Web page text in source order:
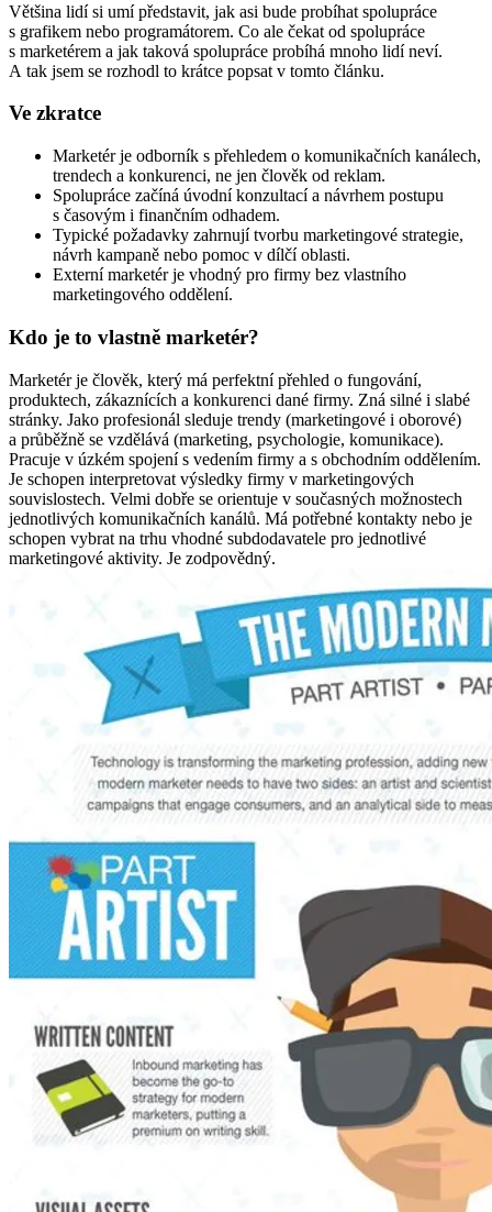
Většina lidí si umí představit, jak asi bude probíhat spolupráce
s grafikem nebo programátorem. Co ale čekat od spolupráce
s marketérem a jak taková spolupráce probíhá mnoho lidí neví.
A tak jsem se rozhodl to krátce popsat v tomto článku.
Ve zkratce
Marketér je odborník s přehledem o komunikačních kanálech,
trendech a konkurenci, ne jen člověk od reklam.
Spolupráce začíná úvodní konzultací a návrhem postupu
s časovým i finančním odhadem.
Typické požadavky zahrnují tvorbu marketingové strategie,
návrh kampaně nebo pomoc v dílčí oblasti.
Externí marketér je vhodný pro firmy bez vlastního
marketingového oddělení.
Kdo je to vlastně marketér?
Marketér je člověk, který má perfektní přehled o fungování,
produktech, zákaznících a konkurenci dané firmy. Zná silné i slabé
stránky. Jako profesionál sleduje trendy (marketingové i oborové)
a průběžně se vzdělává (marketing, psychologie, komunikace).
Pracuje v úzkém spojení s vedením firmy a s obchodním oddělením.
Je schopen interpretovat výsledky firmy v marketingových
souvislostech. Velmi dobře se orientuje v současných možnostech
jednotlivých komunikačních kanálů. Má potřebné kontakty nebo je
schopen vybrat na trhu vhodné subdodavatele pro jednotlivé
marketingové aktivity. Je zodpovědný.